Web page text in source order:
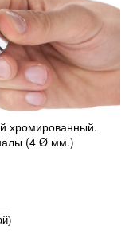
хромированный.
(4 Ø мм.)